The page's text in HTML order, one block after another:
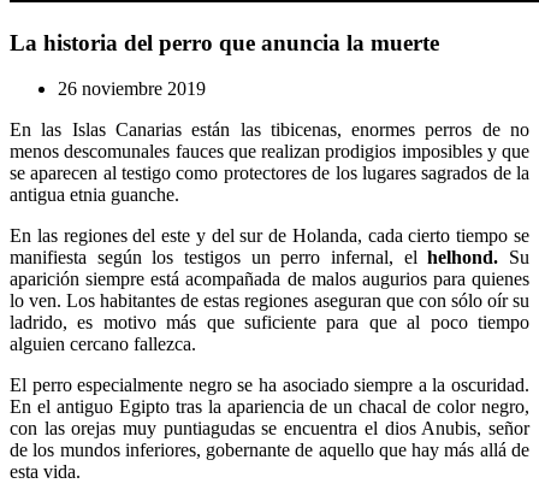
La historia del perro que anuncia la muerte
26 noviembre 2019
En las Islas Canarias están las tibicenas, enormes perros de no
menos descomunales fauces que realizan prodigios imposibles y que
se aparecen al testigo como protectores de los lugares sagrados de la
antigua etnia guanche.
En las regiones del este y del sur de Holanda, cada cierto tiempo se
manifiesta según los testigos un perro infernal, elhelhond. Su
aparición siempre está acompañada de malos augurios para quienes
lo ven. Los habitantes de estas regiones aseguran que con sólo oír su
ladrido, es motivo más que suficiente para que al poco tiempo
alguien cercano fallezca.
El perro especialmente negro se ha asociado siempre a la oscuridad.
En el antiguo Egipto tras la apariencia de un chacal de color negro,
con las orejas muy puntiagudas se encuentra el dios Anubis, señor
de los mundos inferiores, gobernante de aquello que hay más allá de
esta vida.